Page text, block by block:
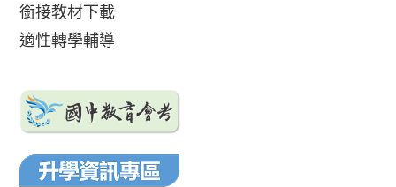
銜接教材下載
適性轉學輔導